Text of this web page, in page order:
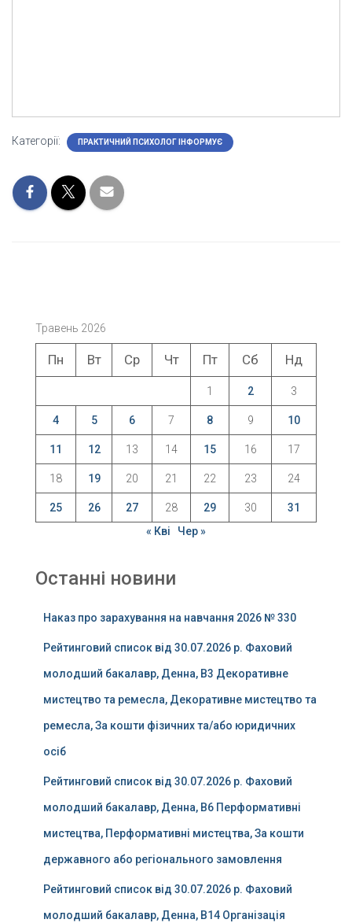
Категорії: ПРАКТИЧНИЙ ПСИХОЛОГ ІНФОРМУЄ
Травень 2026
Пн Вт Ср Чт Пт Сб Нд
1 2 3
4 5 6 7 8 9 10
11 12 13 14 15 16 17
18 19 20 21 22 23 24
25 26 27 28 29 30
31
« Кві
Чер »
Останні новини
Наказ про зарахування на навчання 2026 № 330
Рейтинговий список від 30.07.2026 р. Фаховий
молодший бакалавр, Денна, B3 Декоративне
мистецтво та ремесла, Декоративне мистецтво та
ремесла, За кошти фізичних та/або юридичних
осіб
Рейтинговий список від 30.07.2026 р. Фаховий
молодший бакалавр, Денна, B6 Перформативні
мистецтва, Перформативні мистецтва, За кошти
державного або регіонального замовлення
Рейтинговий список від 30.07.2026 р. Фаховий
молодший бакалавр, Денна, B14 Організація